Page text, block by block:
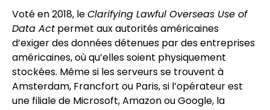
Voté en 2018, leClarifying Lawful Overseas Use of
Data Act permet aux autorités américaines
d’exiger des données détenues par des entreprises
américaines, où qu’elles soient physiquement
stockées. Même si les serveurs se trouvent à
Amsterdam, Francfort ou Paris, si l’opérateur est
une filiale de Microsoft, Amazon ou Google, la